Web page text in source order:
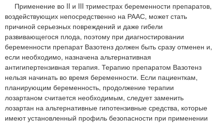
Применение во II и III триместрах беременности препаратов,
воздействующих непосредственно на РААС, может стать
причиной серьезных повреждений и даже гибели
развивающегося плода, поэтому при диагностировании
беременности препарат Вазотенз должен быть сразу отменен и,
если необходимо, назначена альтернативная
антигипертензивная терапия. Терапию препаратом Вазотенз
нельзя начинать во время беременности. Если пациенткам,
планирующим беременность, продолжение терапии
лозартаном считается необходимым, следует заменить
лозартан на альтернативные гипотензивные средства, которые
имеют установленный профиль безопасности при применении